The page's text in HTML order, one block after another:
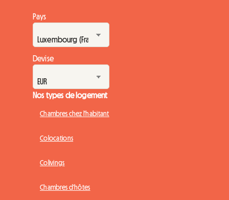
Pays
Devise
Nos types de logement
Chambres chez l'habitant
Colocations
Colivings
Chambres d'hôtes